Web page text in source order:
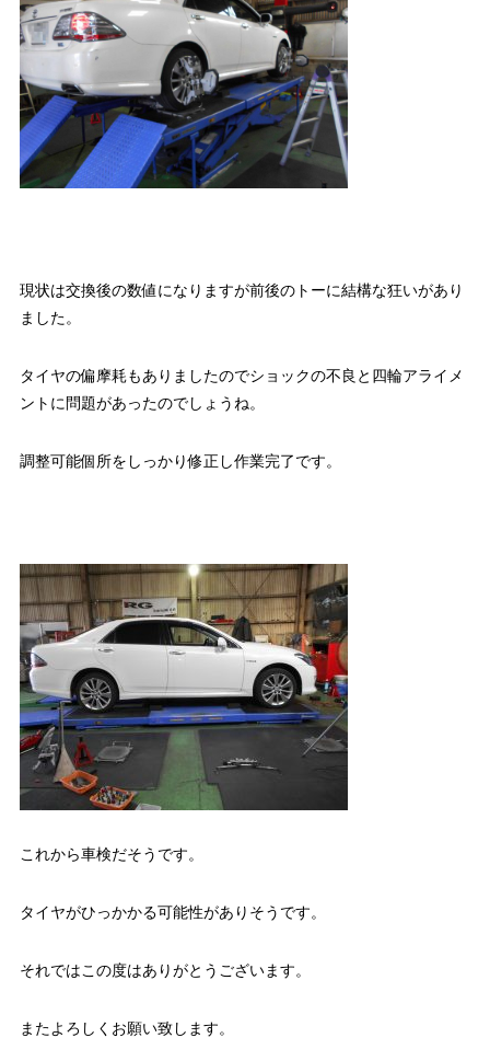
現状は交換後の数値になりますが前後のトーに結構な狂いがあり
ました。
タイヤの偏摩耗もありましたのでショックの不良と四輪アライメ
ントに問題があったのでしょうね。
調整可能個所をしっかり修正し作業完了です。
これから車検だそうです。
タイヤがひっかかる可能性がありそうです。
それではこの度はありがとうございます。
またよろしくお願い致します。